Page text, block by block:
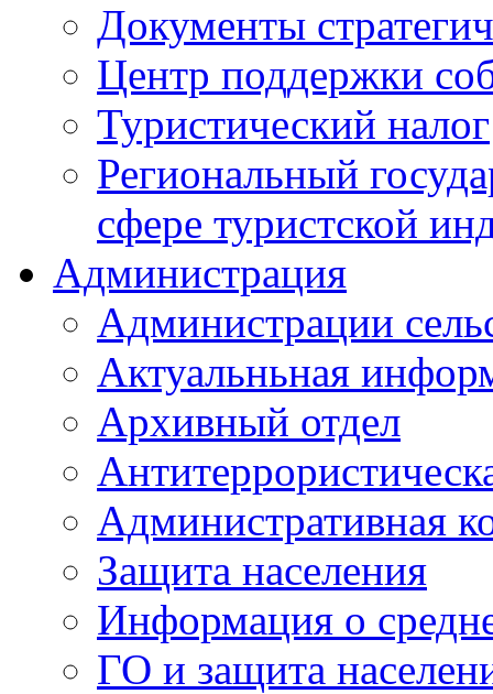
Документы
Центр поддержки
Туристический налог
Региональный
сфере туристской
Администрация
Администрации
Актуальньная
Архивный отдел
Административная
Защита населения
Информация о
ГО и защита